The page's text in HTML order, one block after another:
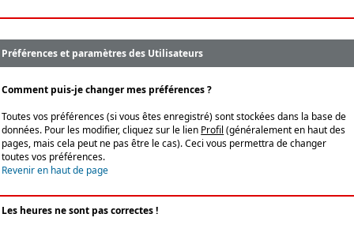
Préférences et paramètres des Utilisateurs
Comment puis-je changer mes préférences ?
Toutes vos préférences (si vous êtes enregistré) sont stockées dans la base de
données. Pour les modifier, cliquez sur le lien Profil (généralement en haut des
pages, mais cela peut ne pas être le cas). Ceci vous permettra de changer
toutes vos préférences.
Revenir en haut de page
Les heures ne sont pas correctes !